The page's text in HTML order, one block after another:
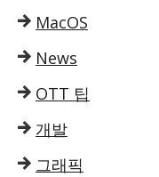
MacOS
News
OTT 팁
개발
그래픽